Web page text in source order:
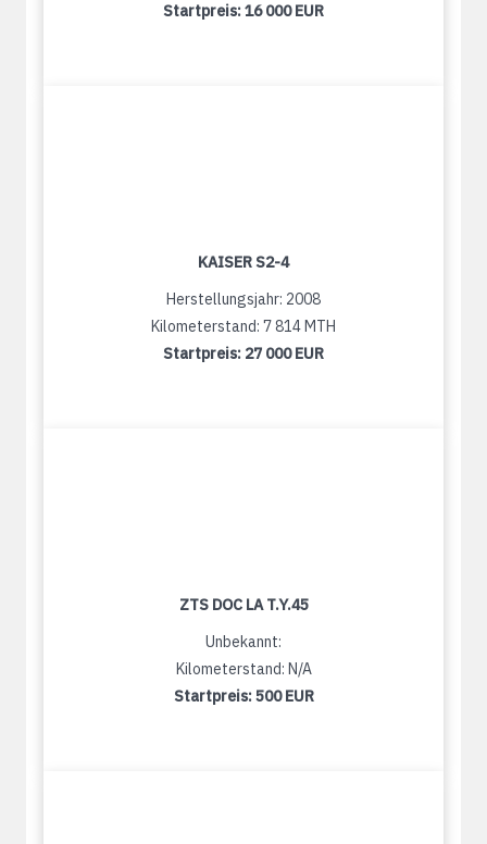
Startpreis:16 000 EUR
KAISER S2-4
Herstellungsjahr: 2008
Kilometerstand: 7 814 MTH
Startpreis: 27 000 EUR
ZTS DOC LA T.Y.45
Unbekannt:
Kilometerstand: N/A
Startpreis:500 EUR